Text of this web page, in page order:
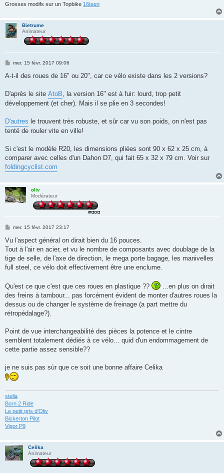
Grosses modifs sur un Topbike 16teen
Bietrume
Animateur
M
s
g
mer. 15 févr. 2017 09:06
A-t-il des roues de 16" ou 20", car ce vélo existe dans les 2 versions?
D'après le site AtoB , la version 16" est à fuir: lourd, trop petit
développement (et cher). Mais il se plie en 3 secondes!
D'autres le trouvent très robuste, et sûr car vu son poids, on n'est pas
tenté de rouler vite en ville!
Si c'est le modèle R20, les dimensions pliées sont 90 x 62 x 25 cm, à
comparer avec celles d'un Dahon D7, qui fait 65 x 32 x 79 cm. Voir sur
foldingcyclist.com
oliv
Modérateur
M
s
a
g
e
mer. 15 févr. 2017 23:17
Vu l'aspect général on dirait bien du 16 pouces.
Tout à l'air en acier, et vu le nombre de composants avec doublage de la
tige de selle, de l'axe de direction, le mega porte bagage, les manivelles
full steel, ce vélo doit effectivement être une enclume.
Qu'est ce que c'est que ces roues en plastique ??
...en plus on dirait
des freins à tambour... pas forcément évident de monter d'autres roues la
dessus ou de changer le système de freinage (a part mettre du
rétropédalage?).
Point de vue interchangeabilité des pièces la potence et le cintre
semblent totalement dédiés à ce vélo... quid d'un endommagement de
cette partie assez sensible??
je ne suis pas sùr que ce soit une bonne affaire Celika
stella
Born 2 Ride
Le petit gris d'Oliv
Bickerton Pilot
Vigor P9
Celika
Animateur